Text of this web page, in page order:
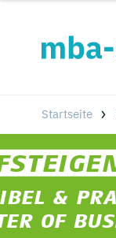
Startseite